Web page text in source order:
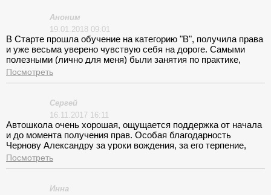
Аноним
19.01.2018 09:01
В Старте прошла обучение на категорию "В", получила права
и уже весьма уверено чувствую себя на дороге. Самыми
полезными (лично для меня) были занятия по практике,
теорию более-менее я знала и сама, а вот само вождение
хромало (это очень мягко говоря). Спасибо Александру
грубого слова, хотя сама себя не раз бы отругала. Если бы
вернуть время с возможностью выбрать другую автошколу,
то выбрала бы снова Старт, меня здесь устроило абсолютно
все.
Посмотреть
Сергей
16.11.2017 16:11
Автошкола очень хорошая, ощущается поддержка от начала
и до момента получения прав. Особая благодарность
Чернову Александру за уроки вождения, за его терпение,
лояльное отношение к ученикам и направленность на то,
чтобы действительно научить вас ездить. Замечательный
улучшить свой уровень вождения!
Посмотреть
Инна